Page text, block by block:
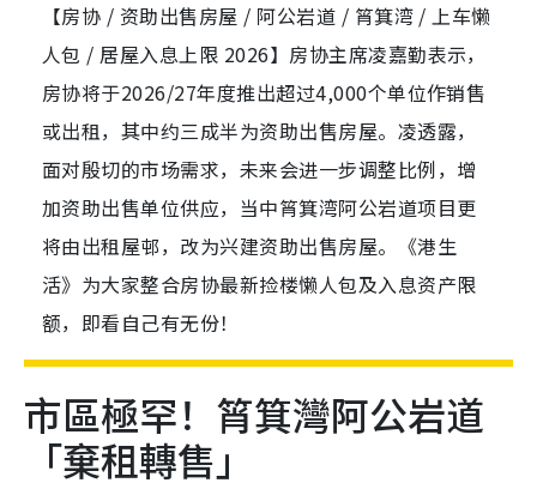
【房协 / 资助出售房屋 / 阿公岩道 / 筲箕湾 / 上车懒
人包 / 居屋入息上限 2026】房协主席凌嘉勤表示，
房协将于2026/27年度推出超过4,000个单位作销售
或出租，其中约三成半为资助出售房屋。凌透露，
面对殷切的市场需求，未来会进一步调整比例，增
加资助出售单位供应，当中筲箕湾阿公岩道项目更
将由出租屋邨，改为兴建资助出售房屋。《港生
活》为大家整合房协最新捡楼懒人包及入息资产限
额，即看自己有无份！
市區極罕！筲箕灣阿公岩道
「棄租轉售」